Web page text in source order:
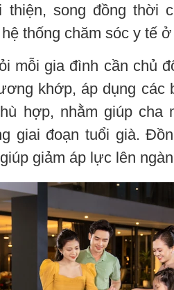
thiện, song đồng thời
thống chăm sóc y tế
mỗi gia đình cần chủ
khớp, áp dụng các
hợp, nhằm giúp cha
giai đoạn tuổi già.
giảm áp lực lên